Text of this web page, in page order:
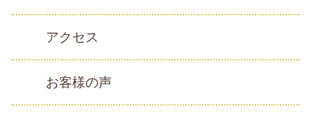
アクセス
お客様の声